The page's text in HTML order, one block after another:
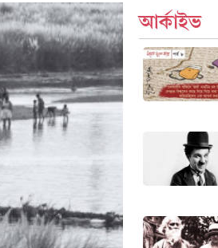
আর্কাইভ